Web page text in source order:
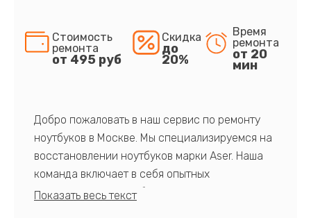
Стоимость
ремонта
от 495 руб
Скидка
до
20%
Время
ремонта
от 20
мин
Добро пожаловать в наш сервис по ремонту
ноутбуков в Москве. Мы специализируемся на
восстановлении ноутбуков марки Aser. Наша
команда включает в себя опытных
профессионалов с обширными знаниями и